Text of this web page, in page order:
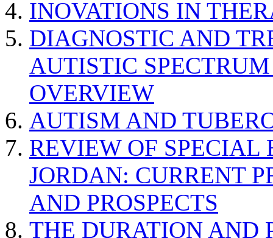
INOVATIONS IN
DIAGNOSTIC AND
AUTISTIC
OVERVIEW
AUTISM AND
REVIEW OF SPECIAL
JORDAN: CURRENT
AND PROSPECTS
THE DURATION AND